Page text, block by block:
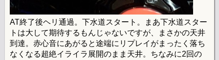
AT終了後ヘリ通過。下水道スタート。まあ下水道スター
トは大して期待するもんじゃないですが、まさかの天井
到達。赤心音にあがると途端にリプレイがまったく落ち
なくなる超絶イライラ展開のまま天井。ちなみに2回の